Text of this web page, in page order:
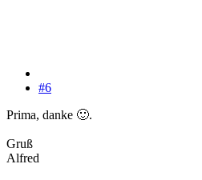
#6
Prima, danke 🙂.
Gruß
Alfred